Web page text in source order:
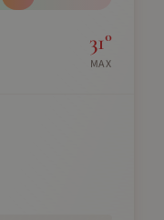
31°
MAX